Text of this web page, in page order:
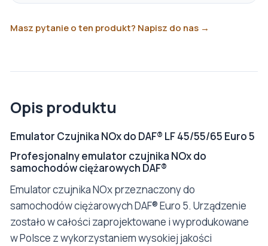
Masz pytanie o ten produkt? Napisz do nas →
Opis produktu
Emulator Czujnika NOx do DAF® LF 45/55/65 Euro 5
Profesjonalny emulator czujnika NOx do
samochodów ciężarowych DAF®
Emulator czujnika NOx przeznaczony do
samochodów ciężarowych DAF® Euro 5. Urządzenie
zostało w całości zaprojektowane i wyprodukowane
w Polsce z wykorzystaniem wysokiej jakości